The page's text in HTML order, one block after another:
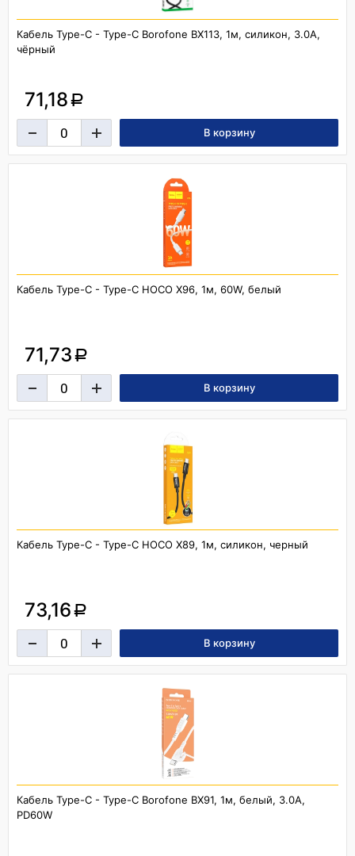
Кабель Type-C - Type-C Borofone BX113, 1м, силикон, 3.0A,
чёрный
71,18 a
Кабель Type-C - Type-C HOCO X96, 1м, 60W, белый
71,73 a
Кабель Type-C - Type-C HOCO X89, 1м, силикон, черный
73,16 a
Кабель Type-C - Type-C Borofone BX91, 1м, белый, 3.0A,
PD60W